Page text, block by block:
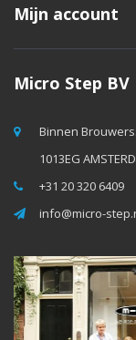
Mijn account
Micro Step BV
Binnen
1013EG
+31 20 320 6409
info@micro-